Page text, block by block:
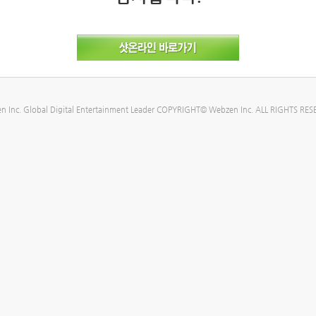
Inc. Global Digital Entertainment Leader COPYRIGHT© Webzen Inc. ALL RIGHTS